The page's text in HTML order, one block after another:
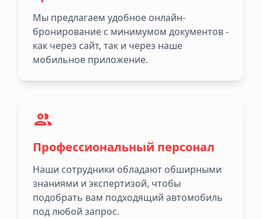
Мы предлагаем удобное онлайн-
бронирование с минимумом документов -
как через сайт, так и через наше
мобильное приложение.
Профессиональный персонал
Наши сотрудники обладают обширными
знаниями и экспертизой, чтобы
подобрать вам подходящий автомобиль
под любой запрос.